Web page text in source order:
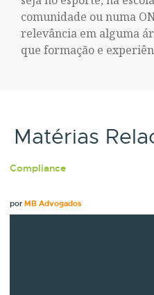
comunidade ou numa
relevância em alguma
que formação e
Matérias
Compliance
porMB Advogados